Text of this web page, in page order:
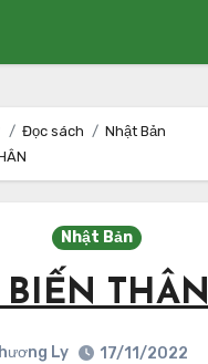
Đọc sách
Nhật Bản
Nhật Bản
BIẾN THÂN
Ly
17/11/2022